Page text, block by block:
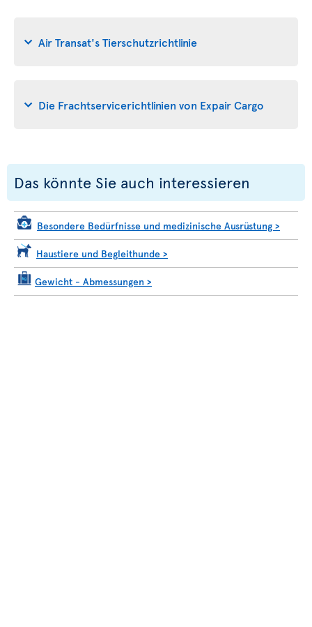
Air Transat's Tierschutzrichtlinie
Die Frachtservicerichtlinien von Expair Cargo
Das könnte Sie auch interessieren
Besondere Bedürfnisse und medizinische Ausrüstung >
Haustiere und Begleithunde >
Gewicht - Abmessungen >